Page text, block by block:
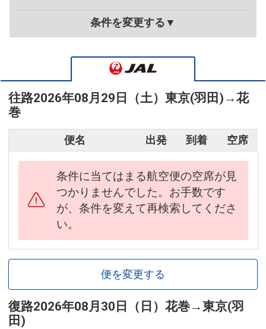
条件を変更する▼
往路2026年08月29日（土） 東京(羽田) →花
巻
便名 出発 到着 空席
条件に当てはまる航空便の空席が見
つかりませんでした。お手数です
が、条件を変えて再検索してくださ
い。
便を変更する
復路2026年08月30日（日） 花巻→東京(羽
田)